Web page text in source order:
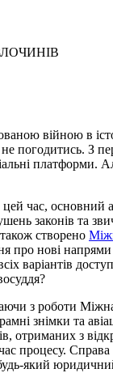
війною в
не погодитись.
час, основний
законів та
створено
про нові
варіантів
з роботи
знімки та
отриманих з
процесу.
який